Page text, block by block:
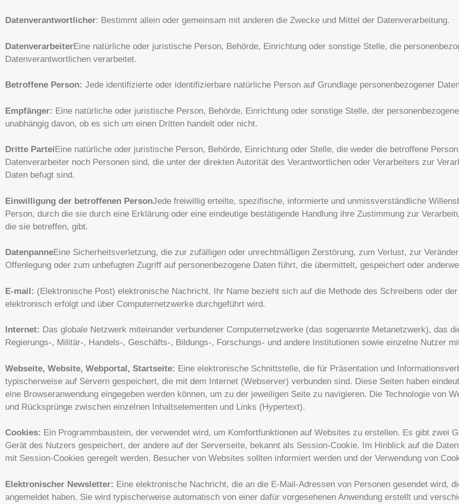
Datenverantwortlicher: Bestimmt allein oder gemeinsam mit anderen die Zwecke und Mittel der Datenverarbeitung.
DatenverarbeiterEine natürliche oder juristische Person, Behörde, Einrichtung oder sonstige Stelle, die
Datenverantwortlichen verarbeitet.
Betroffene Person: Jede identifizierte oder identifizierbare natürliche Person auf Grundlage personenbezogener
Empfänger: Eine natürliche oder juristische Person, Behörde, Einrichtung oder sonstige Stelle, der
unabhängig davon, ob es sich um einen Dritten handelt oder nicht.
Dritte Partei Eine natürliche oder juristische Person, Behörde, Einrichtung oder Stelle, die weder die betroffene
Datenverarbeiter noch Personen sind, die unter der direkten Autorität des Verantwortlichen oder Verarbeiters zur
Daten befugt sind.
Einwilligung der betroffenen PersonJede freiwillig erteilte, spezifische, informierte und unmissverständliche
Person, durch die sie durch eine Erklärung oder eine eindeutige bestätigende Handlung ihre Zustimmung zur
die sie betreffen, gibt.
DatenpanneEine Sicherheitsverletzung, die zur zufälligen oder unrechtmäßigen Zerstörung, zum Verlust, zur
Offenlegung oder zum unbefugten Zugriff auf personenbezogene Daten führt, die übermittelt, gespeichert oder
E-mail: (Elektronische Post) elektronische Nachricht. Ihr Name bezieht sich auf die Methode des Schreibens oder
elektronisch erfolgt und über Computernetzwerke durchgeführt wird.
Internet: Das globale Netzwerk miteinander verbundener Computernetzwerke (das sogenannte Metanetzwerk), das
Regierungs-, Militär-, Handels-, Geschäfts-, Bildungs-, Forschungs- und andere Institutionen sowie einzelne Nutzer
Webseite, Website, Webportal, Startseite: Eine elektronische Schnittstelle, die für Präsentation und
typischerweise auf Servern gespeichert, die mit dem Internet (Webserver) verbunden sind. Diese Seiten haben
eine Browseranwendung eingegeben werden können, um zu der jeweiligen Seite zu navigieren. Die Technologie von
und Rücksprünge zwischen einzelnen Inhaltselementen und Links (Hypertext).
Cookies: Ein Programmbaustein, der verwendet wird, um Komfortfunktionen auf Websites zu erstellen. Es gibt zwei
Gerät des Nutzers gespeichert, der andere auf der Serverseite, bekannt als Session-Cookie. Im Hinblick auf die
mit Session-Cookies geregelt werden. Besucher von Websites sollten informiert werden und der Verwendung von
Elektronischer Newsletter: Eine elektronische Nachricht, die an die E-Mail-Adressen von Personen gesendet wird,
angemeldet haben. Sie wird typischerweise automatisch von einer dafür vorgesehenen Anwendung erstellt und